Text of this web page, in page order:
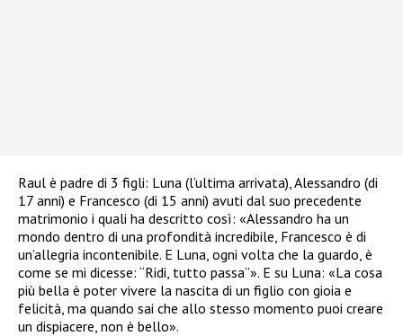
Raul è padre di 3 figli: Luna (l’ultima arrivata), Alessandro (di
17 anni) e Francesco (di 15 anni) avuti dal suo precedente
matrimonio i quali ha descritto così: «Alessandro ha un
mondo dentro di una profondità incredibile, Francesco è di
un’allegria incontenibile. E Luna, ogni volta che la guardo, è
come se mi dicesse: “Ridi, tutto passa”». E su Luna: «La cosa
più bella è poter vivere la nascita di un figlio con gioia e
felicità, ma quando sai che allo stesso momento puoi creare
un dispiacere, non è bello».